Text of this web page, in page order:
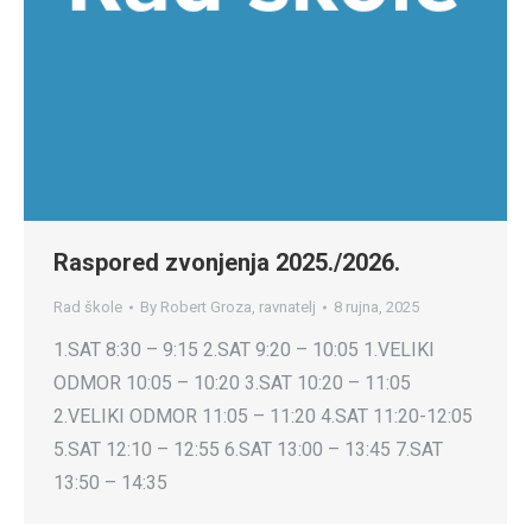
Raspored zvonjenja 2025./2026.
Rad škole By Robert Groza, ravnatelj 8 rujna, 2025
1.SAT 8:30 – 9:15 2.SAT 9:20 – 10:05 1.VELIKI
ODMOR 10:05 – 10:20 3.SAT 10:20 – 11:05
2.VELIKI ODMOR 11:05 – 11:20 4.SAT 11:20-12:05
5.SAT 12:10 – 12:55 6.SAT 13:00 – 13:45 7.SAT
13:50 – 14:35